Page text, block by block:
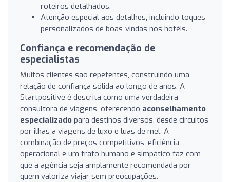
roteiros detalhados.
Atenção especial aos detalhes, incluindo toques
personalizados de boas-vindas nos hotéis.
Confiança e recomendação de
especialistas
Muitos clientes são repetentes, construindo uma
relação de confiança sólida ao longo de anos. A
Startpositive é descrita como uma verdadeira
consultora de viagens, oferecendo aconselhamento
especializado para destinos diversos, desde circuitos
por ilhas a viagens de luxo e luas de mel. A
combinação de preços competitivos, eficiência
operacional e um trato humano e simpático faz com
que a agência seja amplamente recomendada por
quem valoriza viajar sem preocupações.